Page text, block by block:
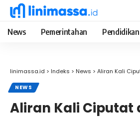
News Pemerintahan Pendidikan
linimassa.id > Indeks > News > Aliran Kali Ciputat dan Cibenda Jadi Lahan
NEWS
Aliran Kali Ciputat